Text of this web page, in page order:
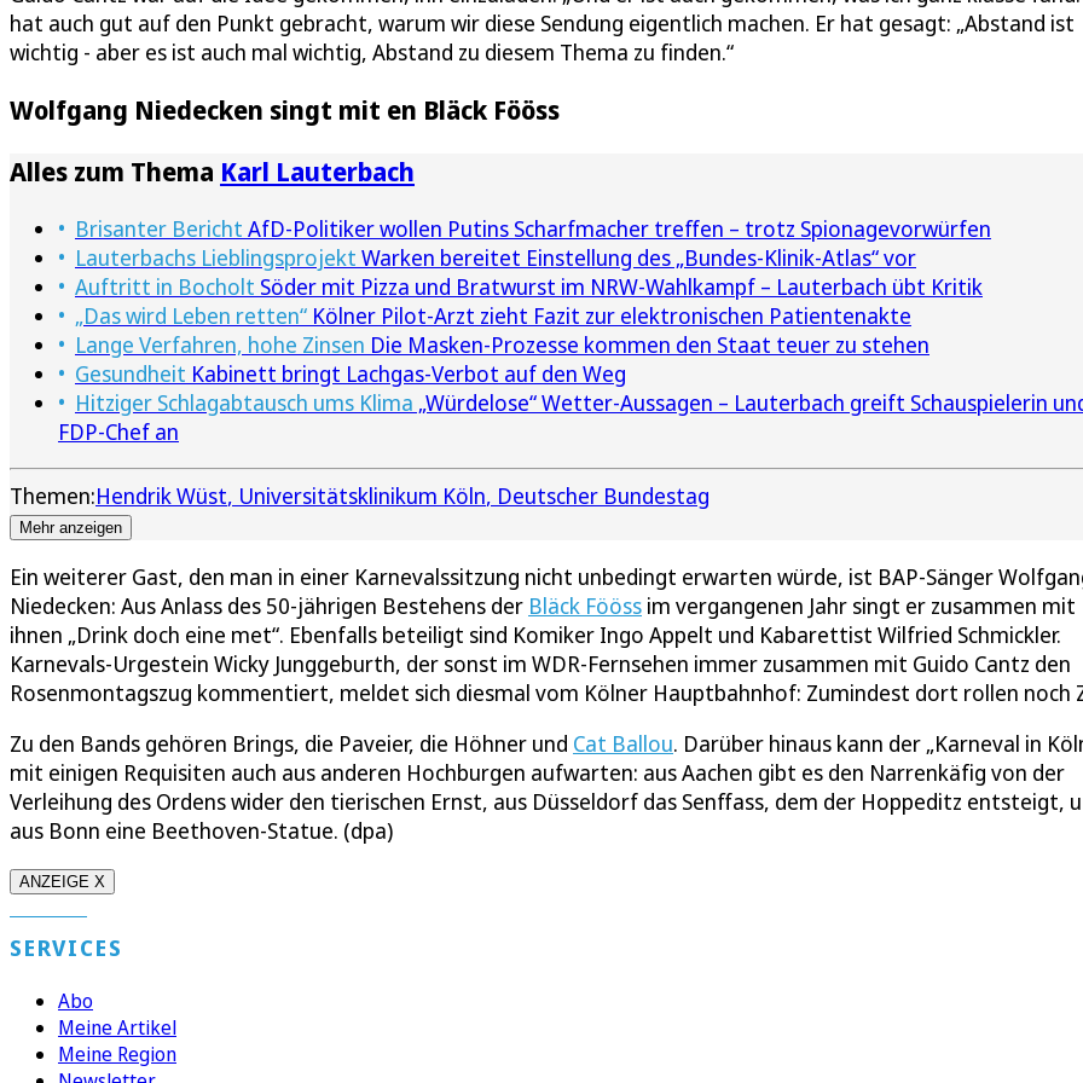
hat auch gut auf den Punkt gebracht, warum wir diese Sendung eigentlich machen. Er hat gesagt: „Abstand ist
wichtig - aber es ist auch mal wichtig, Abstand zu diesem Thema zu finden.“
Wolfgang Niedecken singt mit en Bläck Fööss
Alles zum Thema Karl Lauterbach
Brisanter Bericht AfD-Politiker wollen Putins Scharfmacher treffen – trotz Spionagevorwürfen
Lauterbachs Lieblingsprojekt Warken bereitet Einstellung des „Bundes-Klinik-Atlas“ vor
Auftritt in Bocholt Söder mit Pizza und Bratwurst im NRW-Wahlkampf – Lauterbach übt Kritik
„Das wird Leben retten“ Kölner Pilot-Arzt zieht Fazit zur elektronischen Patientenakte
Lange Verfahren, hohe Zinsen Die Masken-Prozesse kommen den Staat teuer zu stehen
Gesundheit Kabinett bringt Lachgas-Verbot auf den Weg
Hitziger Schlagabtausch ums Klima „Würdelose“ Wetter-Aussagen – Lauterbach greift Schauspielerin
FDP-Chef an
Themen:Hendrik Wüst Universitätsklinikum Köln Deutscher Bundestag
Mehr anzeigen
Ein weiterer Gast, den man in einer Karnevalssitzung nicht unbedingt erwarten würde, ist BAP-Sänger
Niedecken: Aus Anlass des 50-jährigen Bestehens der Bläck Fööss im vergangenen Jahr singt er zusammen mit
ihnen „Drink doch eine met“. Ebenfalls beteiligt sind Komiker Ingo Appelt und Kabarettist Wilfried Schmickler.
Karnevals-Urgestein Wicky Junggeburth, der sonst im WDR-Fernsehen immer zusammen mit Guido Cantz den
Rosenmontagszug kommentiert, meldet sich diesmal vom Kölner Hauptbahnhof: Zumindest dort rollen noch
Zu den Bands gehören Brings, die Paveier, die Höhner und Cat Ballou. Darüber hinaus kann der „Karneval in
mit einigen Requisiten auch aus anderen Hochburgen aufwarten: aus Aachen gibt es den Narrenkäfig von der
Verleihung des Ordens wider den tierischen Ernst, aus Düsseldorf das Senffass, dem der Hoppeditz entsteigt,
aus Bonn eine Beethoven-Statue. (dpa)
ANZEIGE X
SERVICES
Abo
Meine Artikel
Meine Region